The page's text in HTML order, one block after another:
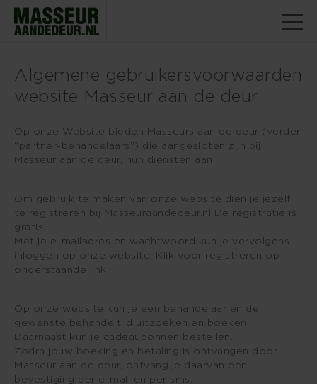
Algemene gebruikersvoorwaarden
website Masseur aan de deur
Op onze Website bieden Masseurs aan de deur (verder
“partner-behandelaars”) die aangesloten zijn bij
Masseur aan de deur, hun diensten aan.
Om gebruik te maken van onze website dien je jezelf
te registreren bij Masseuraandedeur.nl De registratie is
gratis.
Met je e-mailadres en wachtwoord kun je vervolgens
inloggen op onze website. Klik voor registreren op
onderstaande link.
Op onze website kun je een behandelaar en de
gewenste behandeltijd uitzoeken en boeken.
Daarnaast kun je cadeaubonnen bestellen.
Zodra jouw boeking en betaling is ontvangen door
Masseur aan de deur, ontvang je daarvan een
bevestiging per e-mail en per sms.